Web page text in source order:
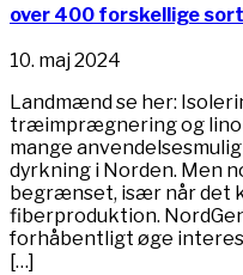
over 400 forskellige
10. maj 2024
Landmænd se her:
træimprægnering og
mange
dyrkning i Norden. Men
begrænset, især når det
fiberproduktion.
forhåbentligt øge
[…]